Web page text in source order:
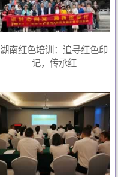
湖南红色培训：追寻红色印
记，传承红